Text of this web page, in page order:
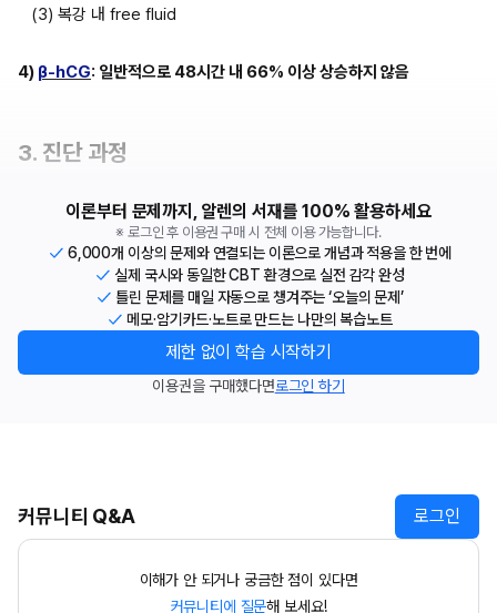
(3) 복강 내 free fluid
4) β-hCG: 일반적으로 48시간 내 66% 이상 상승하지 않음
3. 진단 과정
이론부터 문제까지, 알렌의 서재를 100% 활용하세요
※ 로그인 후 이용권 구매 시 전체 이용 가능합니다.
6,000개 이상의 문제와 연결되는 이론으로 개념과 적용을 한 번에
실제 국시와 동일한 CBT 환경으로 실전 감각 완성
틀린 문제를 매일 자동으로 챙겨주는 ‘오늘의 문제’
메모·암기카드·노트로 만드는 나만의 복습노트
제한 없이 학습 시작하기
이용권을 구매했다면로그인 하기
커뮤니티 Q&A 로그인
이해가 안 되거나 궁금한 점이 있다면
커뮤니티에 질문해 보세요!